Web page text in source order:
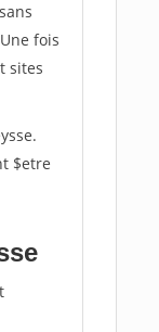
fois
sites
$etre